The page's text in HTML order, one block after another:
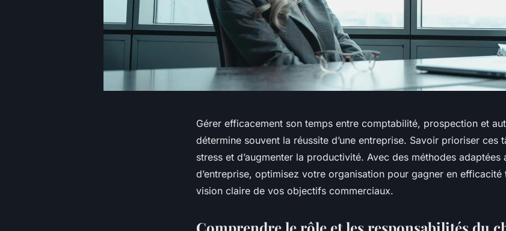
Gérer efficacement son temps entre comptabilité, prospection et
détermine souvent la réussite d’une entreprise. Savoir prioriser ces
stress et d’augmenter la productivité. Avec des méthodes
d’entreprise, optimisez votre organisation pour gagner en efficacité
vision claire de vos objectifs commerciaux.